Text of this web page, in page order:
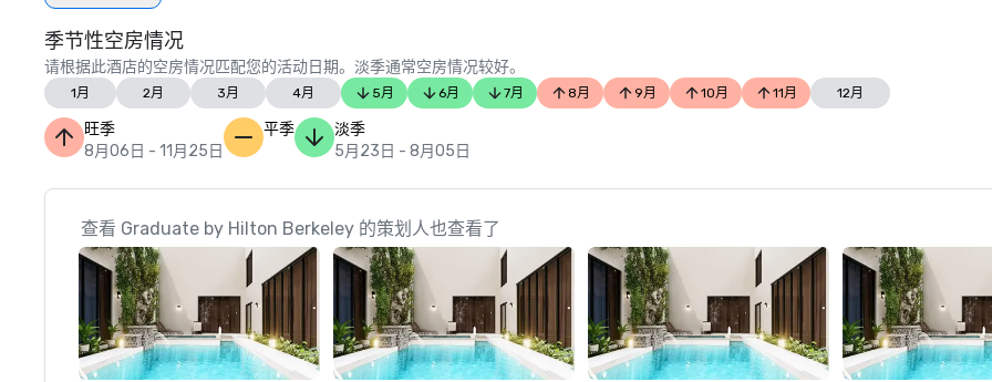
季节性空房情况
请根据此酒店的空房情况匹配您的活动日期。淡季通常空房情况较好。
1月 2月 3月 4月 5月 6月 7月 8月 9月 10月 11月 12月
旺季
8月06日 - 11月25日
平季
淡季
5月23日 - 8月05日
查看 Graduate by Hilton Berkeley 的策划人也查看了